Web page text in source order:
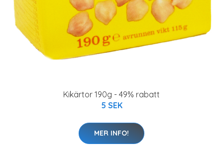
Kikärtor 190g - 49% rabatt
5 SEK
MER INFO!